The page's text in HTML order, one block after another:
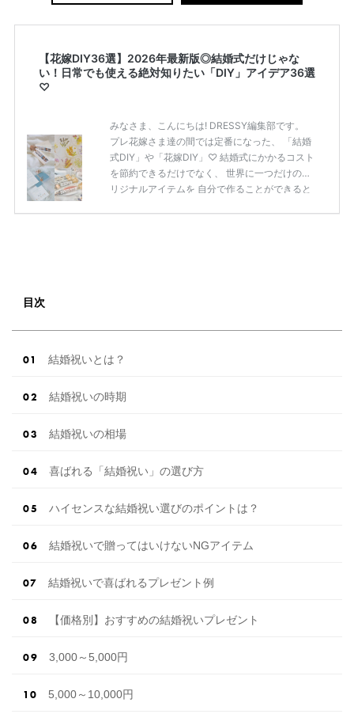
【花嫁DIY36選】2026年最新版◎結婚式だけじゃな
い！日常でも使える絶対知りたい「DIY」アイデア36選
♡
みなさま、こんにちは! DRESSY編集部です。
プレ花嫁さま達の間では定番になった、 「結婚
式DIY」や「花嫁DIY」♡ 結婚式にかかるコスト
を節約できるだけでなく、 世界に一つだけのオ
リジナルアイテムを 自分で作ることができると
ン内容をま […]続きを読む
目次
結婚祝いとは？
結婚祝いの時期
結婚祝いの相場
喜ばれる「結婚祝い」の選び方
ハイセンスな結婚祝い選びのポイントは？
結婚祝いで贈ってはいけないNGアイテム
結婚祝いで喜ばれるプレゼント例
【価格別】おすすめの結婚祝いプレゼント
3,000～5,000円
5,000～10,000円